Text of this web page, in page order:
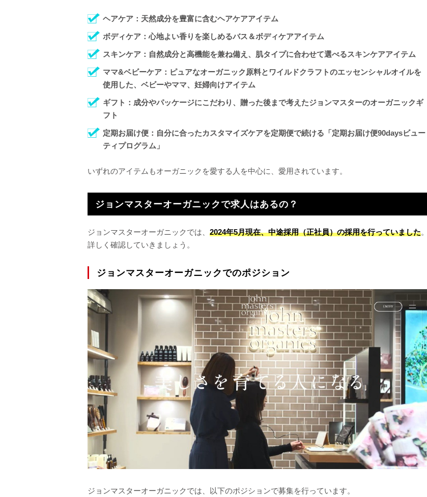
ヘアケア：天然成分を豊富に含むヘアケアアイテム
ボディケア：心地よい香りを楽しめるバス＆ボディケアアイテム
スキンケア：自然成分と高機能を兼ね備え、肌タイプに合わせて選べるスキンケアアイテム
ママ&ベビーケア：ピュアなオーガニック原料とワイルドクラフトのエッセンシャルオイルを
使用した、ベビーやママ、妊婦向けアイテム
ギフト：成分やパッケージにこだわり、贈った後まで考えたジョンマスターのオーガニックギ
フト
定期お届け便：自分に合ったカスタマイズケアを定期便で続ける「定期お届け便90daysビュー
ティプログラム」
いずれのアイテムもオーガニックを愛する人を中心に、愛用されています。
ジョンマスターオーガニックで求人はあるの？
ジョンマスターオーガニックでは、 2024年5月現在、中途採用（正社員）の採用を行っていました。
詳しく確認していきましょう。
ジョンマスターオーガニックでのポジション
ジョンマスターオーガニックでは、以下のポジションで募集を行っています。